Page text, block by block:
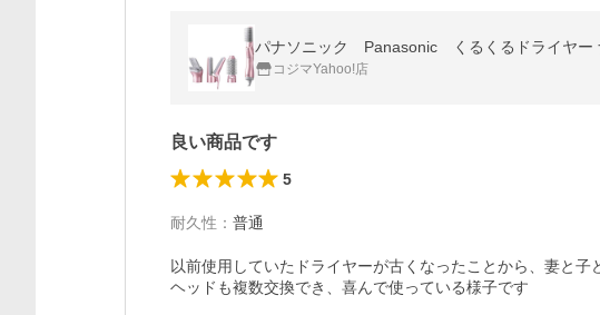
パナソニック Panasonic くるくるドライヤー
コジマYahoo!店
良い商品です
5
耐久性 ： 普通
以前使用していたドライヤーが古くなったことから、妻と子
ヘッドも複数交換でき、喜んで使っている様子です